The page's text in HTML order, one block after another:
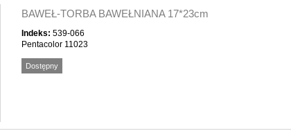
BAWEŁ-TORBA BAWEŁNIANA 17*23cm
Indeks: 539-066
Pentacolor 11023
Dostępny